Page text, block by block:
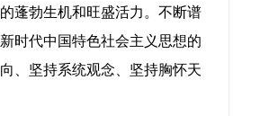
蓬勃生机和旺盛活力。不断谱
时代中国特色社会主义思想的
、坚持系统观念、坚持胸怀天